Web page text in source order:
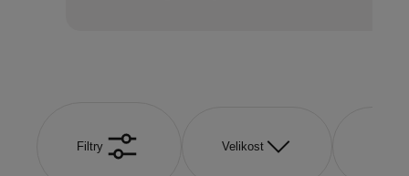
Filtry Velikost